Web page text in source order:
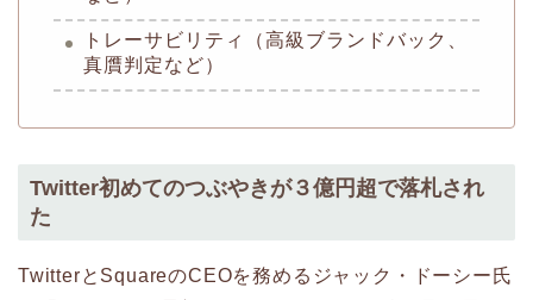
トレーサビリティ（高級ブランドバック、
真贋判定など）
Twitter初めてのつぶやきが３億円超で落札され
た
TwitterとSquareのCEOを務めるジャック・ドーシー氏